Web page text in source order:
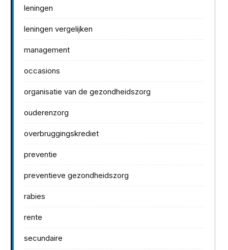
leningen
leningen vergelijken
management
occasions
organisatie van de gezondheidszorg
ouderenzorg
overbruggingskrediet
preventie
preventieve gezondheidszorg
rabies
rente
secundaire